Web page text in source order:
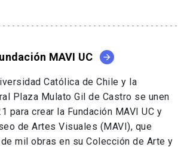
MAVI UC arrow_forward
Católica de Chile y la
Plaza Mulato Gil de Castro se unen
para crear la Fundación MAVI UC y
de Artes Visuales (MAVI), que
mil obras en su Colección de Arte y